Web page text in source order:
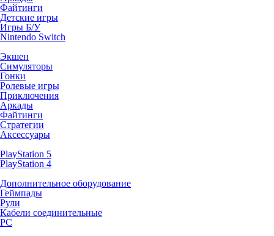
Файтинги
Детские игры
Игры Б/У
Nintendo Switch
Экшен
Симуляторы
Гонки
Ролевые игры
Приключения
Аркады
Файтинги
Стратегии
Аксессуары
PlayStation 5
PlayStation 4
Дополнительное оборудование
Геймпады
Рули
Кабели соединительные
PC